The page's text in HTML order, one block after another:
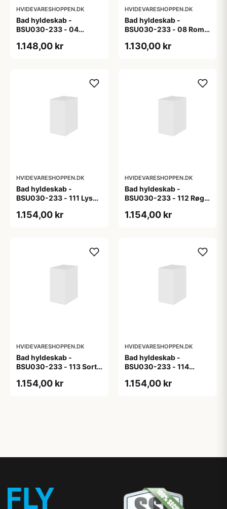
HVIDEVARESHOPPEN.DK
Bad hyldeskab -
BSU030-233 - 04
1.148,00 kr
HVIDEVARESHOPPEN.DK
Bad hyldeskab -
BSU030-233 - 08 Roma
1.130,00 kr
HVIDEVARESHOPPEN.DK
Bad hyldeskab -
BSU030-233 - 111 Lys
1.154,00 kr
HVIDEVARESHOPPEN.DK
Bad hyldeskab -
BSU030-233 - 112 Røget
1.154,00 kr
HVIDEVARESHOPPEN.DK
Bad hyldeskab -
BSU030-233 - 113 Sort
1.154,00 kr
HVIDEVARESHOPPEN.DK
Bad hyldeskab -
BSU030-233 - 114
m/eg ABS-kant
1.154,00 kr